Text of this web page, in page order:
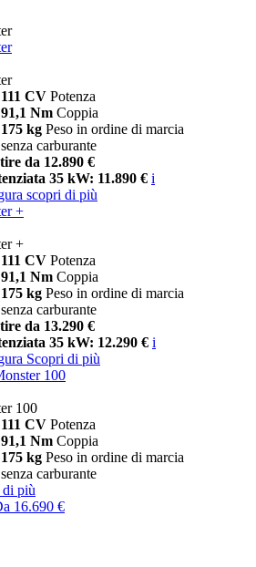
111 CV Potenza
91,1 Nm Coppia
175 kg Peso in ordine di marcia
senza carburante
da 12.890 €
35 kW: 11.890 € i
scopri di più
+
+
111 CV Potenza
91,1 Nm Coppia
175 kg Peso in ordine di marcia
senza carburante
da 13.290 €
35 kW: 12.290 € i
Scopri di più
100
100
111 CV Potenza
91,1 Nm Coppia
175 kg Peso in ordine di marcia
senza carburante
di più
16.690 €